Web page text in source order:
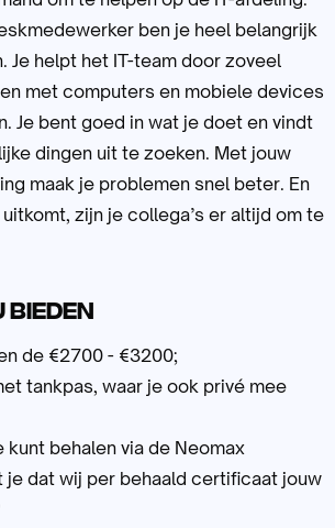
ben je heel belangrijk
Je helpt het IT-team door zoveel
met computers en mobiele devices
Je bent goed in wat je doet en vindt
dingen uit te zoeken. Met jouw
maak je problemen snel beter. En
zijn je collega’s er altijd om te
de €2700 - €3200;
tankpas, waar je ook privé mee
behalen via de Neomax
je dat wij per behaald certificaat jouw